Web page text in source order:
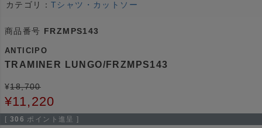
カテゴリ： Tシャツ・カットソー
商品番号 FRZMPS143
ANTICIPO
TRAMINER LUNGO/FRZMPS143
¥18,700
¥11,220
[ 306 ポイント進呈 ]